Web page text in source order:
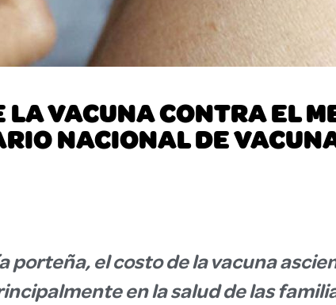
VACUNA CONTRA EL
NACIONAL DE
el costo de la vacuna
en la salud de las